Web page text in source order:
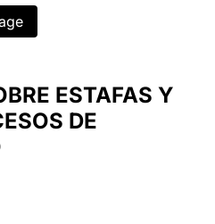
ESTAFAS Y
DE